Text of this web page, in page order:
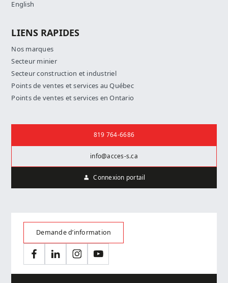
English
LIENS RAPIDES
Nos marques
Secteur minier
Secteur construction et industriel
Points de ventes et services au Québec
Points de ventes et services en Ontario
819 764-6686
info@acces-s.ca
Connexion portail
Demande d’information
FacebookLinkedInInstagramYouTube